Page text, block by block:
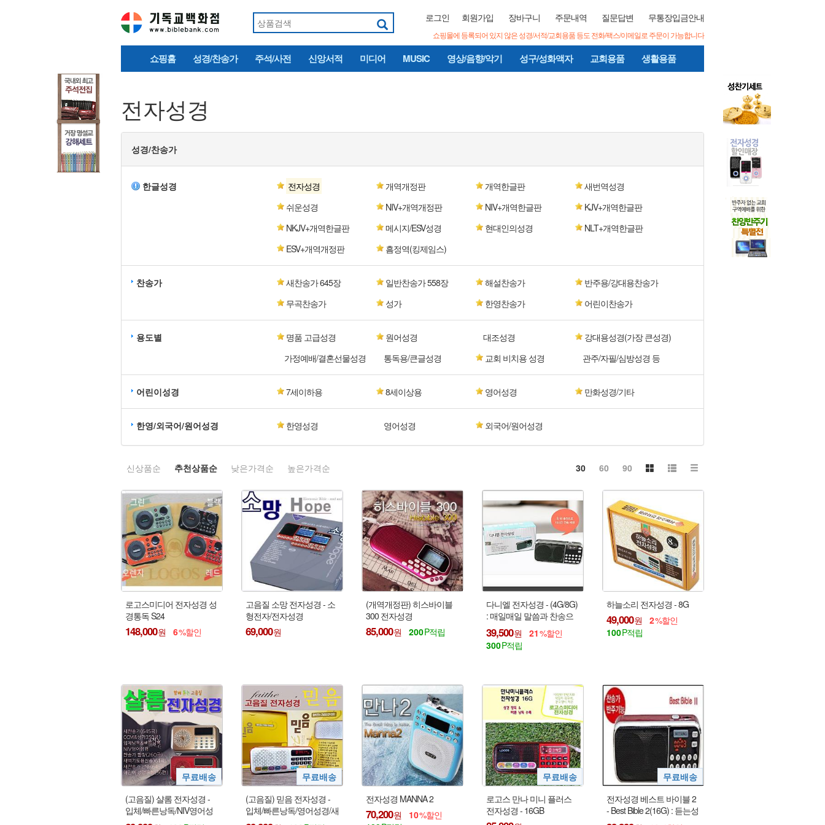
로그인 회원가입 장바구니 주문내역 질문답변 무통장입금안내
쇼핑몰에 등록되어 있지 않은 성경/서적/교회용품 등도 전화/팩스/이메일로 주문이 가능합니다
쇼핑홈 성경/찬송가 주석/사전 신앙서적 미디어 MUSIC 영상/음향/악기 성구/성화액자 교회용품 생활용품
전자성경
성경/찬송가
한글성경 전자성경 개역개정판 개역한글판
새번역성경
쉬운성경
NIV+개역개정판 NIV+개역한글판
KJV+개역한글판
NKJV+개역한글판
메시지/ESV성경 현대인의성경
NLT+개역한글판
ESV+개역개정판
흠정역(킹제임스)
찬송가 새찬송가 645장 일반찬송가 558장 해설찬송가
반주용/강대용찬송가
무곡찬송가
성가 한영찬송가 어린이찬송가
용도별 명품 고급성경 원어성경 대조성경
강대용성경(가장 큰성경)
가정예배/결혼선물성경
통독용/큰글성경 교회 비치용 성경 관주/자필/심방성경 등
어린이성경 7세이하용 8세이상용 영어성경 만화성경/기타
한영/외국어/원어성경 한영성경 영어성경 외국어/원어성경
신상품순 추천상품순 낮은가격순 높은가격순 30 60 90
로고스미디어 전자성경 성
경통독 S24
148,000 6
고음질 소망 전자성경 - 소
형전자/전자성경
69,000
(개역개정판) 히스바이블
300 전자성경
85,000 200
다니엘 전자성경 - (4G/8G)
: 매일매일 말씀과 찬송으
로 은혜로운 하루 !!! 8G에
NIV 포함
39,500
21
300
하늘소리 전자성경 - 8G
49,000
2
100
(고음질) 샬롬 전자성경 -
입체/빠른낭독/NIV영어성
경/새찬송가/찬송가합창/새
(고음질) 믿음 전자성경 -
입체/빠른낭독/영어성경/새
찬송가/찬송가합창/반주/경
전자성경 MANNA 2
70,200
10
로고스 만나 미니 플러스
전자성경 - 16GB
전자성경 베스트 바이블 2
- Best Bible 2(16G) : 듣는성
경/찬송가/찬송가반주/복음